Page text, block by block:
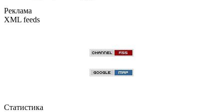
Реклама
XML feeds
Статистика